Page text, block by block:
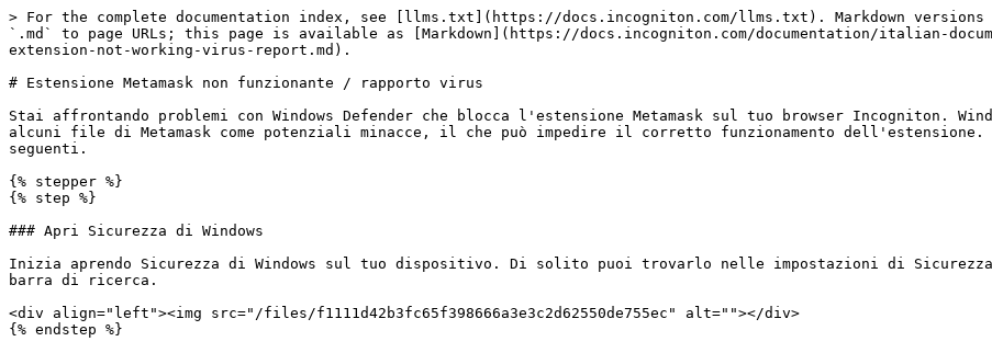
> For the complete documentation index, see [llms.txt](https://docs.incogniton.com/llms.txt). Markdown versions
`.md` to page URLs; this page is available as [Markdown](https://docs.incogniton.com/documentation/italian-
extension-not-working-virus-report.md).
# Estensione Metamask non funzionante / rapporto virus
Stai affrontando problemi con Windows Defender che blocca l'estensione Metamask sul tuo browser Incogniton.
alcuni file di Metamask come potenziali minacce, il che può impedire il corretto funzionamento
seguenti.
{% stepper %}
{% step %}
### Apri Sicurezza di Windows
Inizia aprendo Sicurezza di Windows sul tuo dispositivo. Di solito puoi trovarlo nelle impostazioni di Sicurezza
barra di ricerca.
<div align="left"><img src="/files/f1111d42b3fc65f398666a3e3c2d62550de755ec" alt=""></div>
{% endstep %}